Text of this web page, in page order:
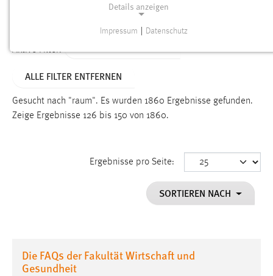
Aktive Filter:
ALLE FILTER ENTFERNEN
Gesucht nach "raum". Es wurden 1860 Ergebnisse gefunden.
Zeige Ergebnisse 126 bis 150 von 1860.
Ergebnisse pro Seite:
SORTIEREN NACH
Die FAQs der Fakultät Wirtschaft und
Gesundheit
Details anzeigen
Funktionen und sind für die einwandfreie Funktion der
Einverständnis
cookie_consent
Dieser Cookie speichert die ausgewählten Einverständnis-
Impressum Datenschutz